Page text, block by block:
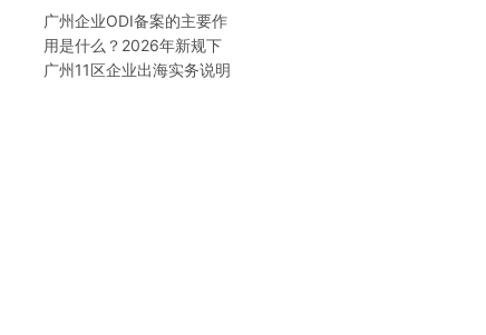
广州企业ODI备案的主要作
用是什么？2026年新规下
广州11区企业出海实务说明